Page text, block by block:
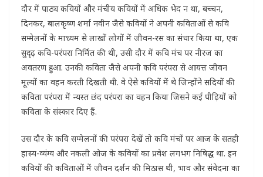
दौर में पाठ्य कवियों और मंचीय कवियों में अधिक भेद न था, बच्चन,
दिनकर, बालकृष्ण शर्मा नवीन जैसे कवियों ने अपनी कविताओं से कवि
सम्मेलनों के माध्‍यम से लाखों लोगों में जीवन-रस का संचार किया था, एक
सुदृढ़ कवि-परंपरा निर्मित की थी, उसी दौर में कवि मंच पर नीरज का
अवतरण हुआ. उनकी कविता जैसे अपनी कवि परंपरा से आयत्त जीवन
मूल्यों का वहन करती दिखती थी. वे ऐसे कवियों में थे जिन्होंने सदियों की
कविता परंपरा में न्यस्त छंद परंपरा का वहन किया जिसने कई पीढ़ियों को
कविता के संस्कार दिए हैं.
उस दौर के कवि सम्मेलनों की परंपरा देखें तो कवि मंचों पर आज के सतही
हास्य-व्यंग्य और नकली ओज के कवियों का प्रवेश लगभग निषिद्ध था. इन
कवियों की कविताओं में जीवन दर्शन की मिठास थी, भाव और संवेदना का